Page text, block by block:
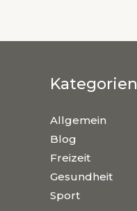
Kategorien
Allgemein
Blog
Freizeit
Gesundheit
Sport